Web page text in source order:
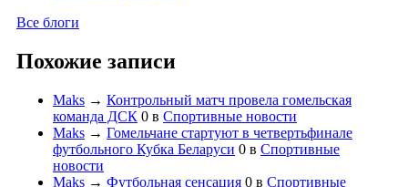
Все блоги
Похожие записи
Maks → Контрольный матч провела гомельская
команда ДСК 0 в Спортивные новости
Maks → Гомельчане стартуют в четвертьфинале
футбольного Кубка Беларуси 0 в Спортивные
новости
Maks → Футбольная сенсация 0 в Спортивные